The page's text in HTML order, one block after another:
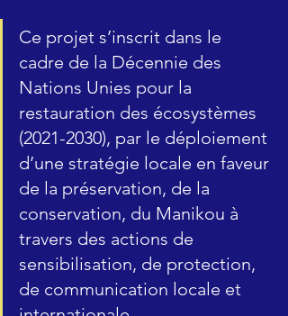
Ce projet s’inscrit dans le
cadre de la Décennie des
Nations Unies pour la
restauration des écosystèmes
(2021-2030), par le déploiement
d’une stratégie locale en faveur
de la préservation, de la
conservation, du Manikou à
travers des actions de
sensibilisation, de protection,
de communication locale et